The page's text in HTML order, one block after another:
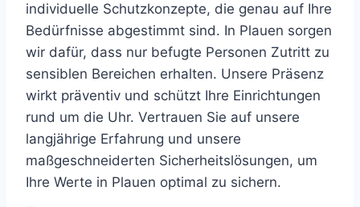
individuelle Schutzkonzepte, die genau auf Ihre
Bedürfnisse abgestimmt sind. In Plauen sorgen
wir dafür, dass nur befugte Personen Zutritt zu
sensiblen Bereichen erhalten. Unsere Präsenz
wirkt präventiv und schützt Ihre Einrichtungen
rund um die Uhr. Vertrauen Sie auf unsere
langjährige Erfahrung und unsere
maßgeschneiderten Sicherheitslösungen, um
Ihre Werte in Plauen optimal zu sichern.